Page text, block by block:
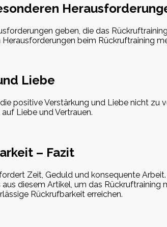
geben, die das
beim Rückruftraining
Liebe
positive Verstärkung und Liebe nicht
Liebe und Vertrauen.
– Fazit
Zeit, Geduld und konsequente
diesem Artikel, um das
Rückrufbarkeit erreichen.